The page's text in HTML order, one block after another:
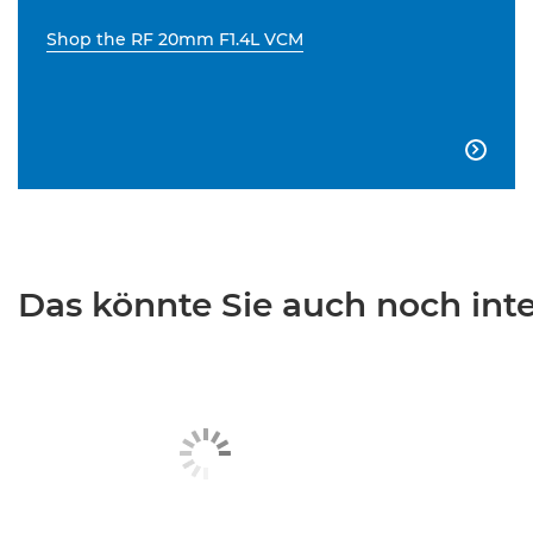
Shop the RF 20mm F1.4L VCM

Das könnte Sie auch noch